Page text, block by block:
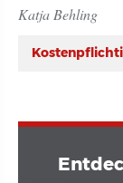
Katja Behling